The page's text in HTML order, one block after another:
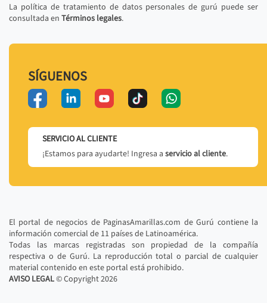
La política de tratamiento de datos personales de gurú puede ser
consultada en Términos legales.
SÍGUENOS
SERVICIO AL CLIENTE
¡Estamos para ayudarte! Ingresa a servicio al cliente.
El portal de negocios de PaginasAmarillas.com de Gurú contiene la
información comercial de 11 países de Latinoamérica.
Todas las marcas registradas son propiedad de la compañía
respectiva o de Gurú. La reproducción total o parcial de cualquier
material contenido en este portal está prohibido.
AVISO LEGAL© Copyright2026